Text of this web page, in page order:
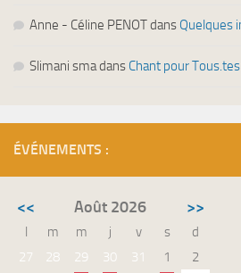
Anne - Céline PENOTdans Quelques
Slimani smadans Chant pour
ÉVÉNEMENTS :
<< Août 2026 >>
l m m j v s
d
27
28 29 30 31 1
2